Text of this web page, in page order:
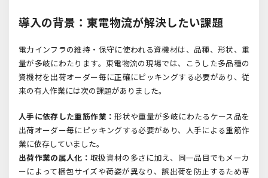
導入の背景：東電物流が解決したい課題
電力インフラの維持・保守に使われる資機材は、品種、形状、重
量が多岐にわたります。東電物流の現場では、こうした多品種の
資機材を出荷オーダー毎に正確にピッキングする必要があり、従
来の有人作業には次の課題がありました。
人手に依存した重筋作業：形状や重量が多岐にわたるケース品を
出荷オーダー毎にピッキングする必要があり、人手による重筋作
業に依存していました。
出荷作業の属人化： 取扱資材の多さに加え、同一品目でもメーカ
ーによって梱包サイズや荷姿が異なり、誤出荷を防止するため専